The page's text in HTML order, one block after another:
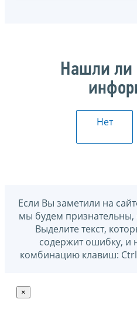
Нашли
Нет
Если Вы заметили на
мы будем
Выделите текст,
содержит ошибку, и
комбинацию клавиш:
×